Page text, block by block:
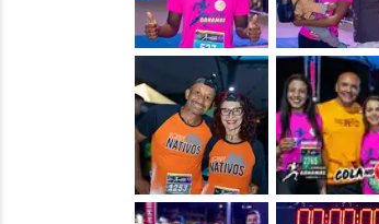
&nbsp; &nbsp;
&nbsp; &nbsp;